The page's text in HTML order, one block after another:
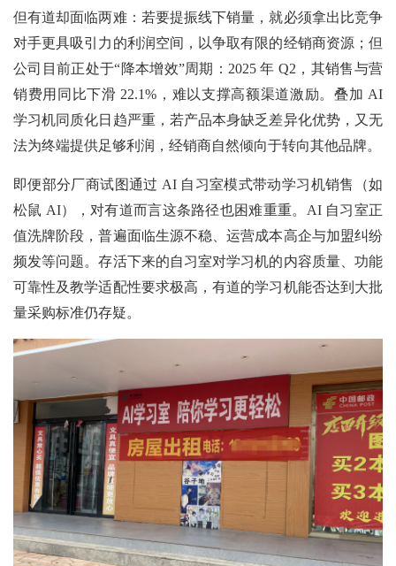
但有道却面临两难：若要提振线下销量，就必须拿出比竞争
对手更具吸引力的利润空间，以争取有限的经销商资源；但
公司目前正处于“降本增效”周期：2025 年 Q2，其销售与营
销费用同比下滑 22.1%，难以支撑高额渠道激励。叠加 AI
学习机同质化日趋严重，若产品本身缺乏差异化优势，又无
法为终端提供足够利润，经销商自然倾向于转向其他品牌。
即便部分厂商试图通过 AI 自习室模式带动学习机销售（如
松鼠 AI），对有道而言这条路径也困难重重。AI 自习室正
值洗牌阶段，普遍面临生源不稳、运营成本高企与加盟纠纷
频发等问题。存活下来的自习室对学习机的内容质量、功能
可靠性及教学适配性要求极高，有道的学习机能否达到大批
量采购标准仍存疑。